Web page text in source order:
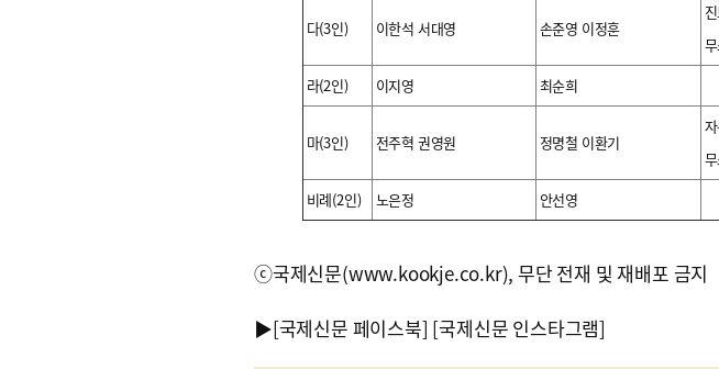
다(3인) 이한석 서대영 손준영 이정훈
라(2인)
이지영 최순희
마(3인) 전주혁 권영원 정명철 이환기
비례(2인)
노은정 안선영
ⓒ국제신문(www.kookje.co.kr), 무단 전재 및 재배포 금지
▶[국제신문 페이스북] [국제신문 인스타그램]